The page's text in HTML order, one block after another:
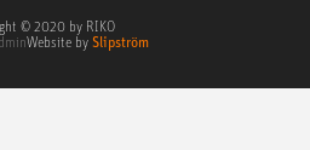
© 2020 by RIKO
Website by Slipström